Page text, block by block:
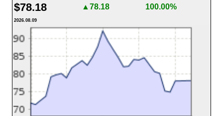
$78.18 ▲78.18 100.00%
2026.08.09